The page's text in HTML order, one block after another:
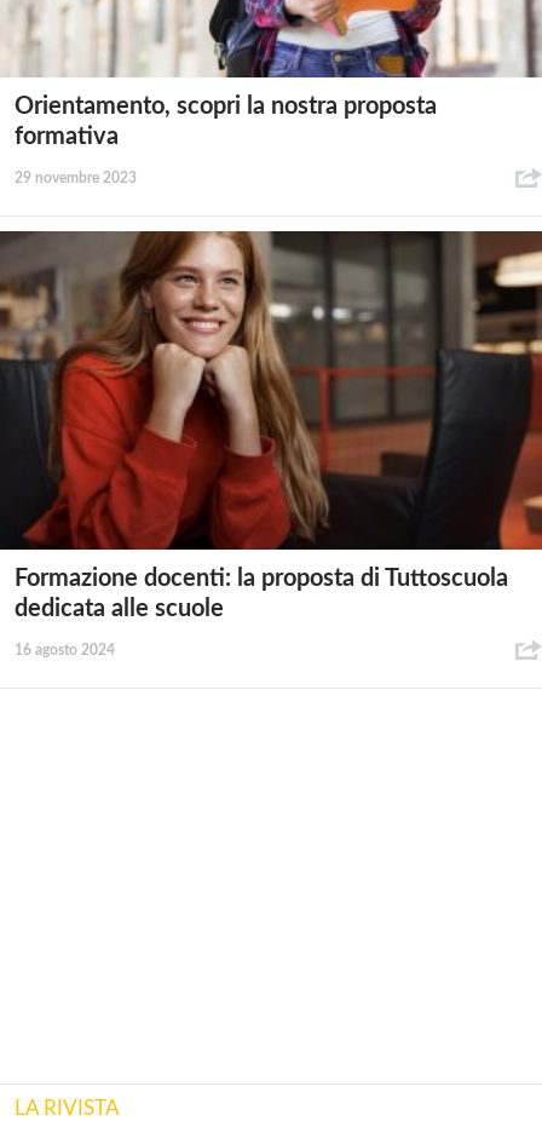
Orientamento, scopri la nostra proposta
formativa
29 novembre 2023
Formazione docenti: la proposta di Tuttoscuola
dedicata alle scuole
16 agosto 2024
LA RIVISTA